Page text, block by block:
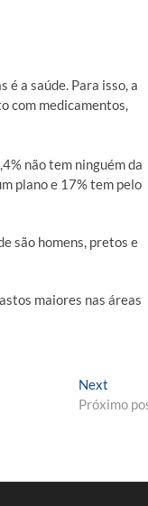
a saúde. Para isso, a
com medicamentos,
não tem ninguém da
plano e 17% tem pelo
são homens, pretos e
maiores nas áreas
Next
post:
Próximo